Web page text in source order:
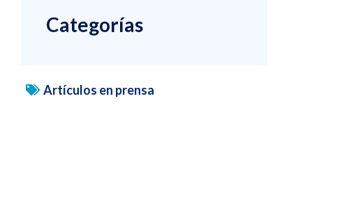
Categorías
Artículos en prensa